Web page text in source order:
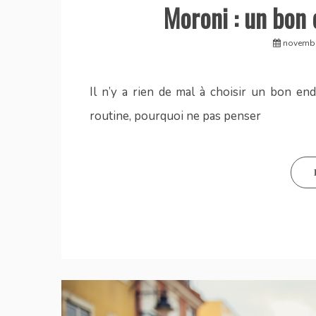
Moroni : un
Il n’y a rien de mal à choisir un bon
routine, pourquoi ne pas penser